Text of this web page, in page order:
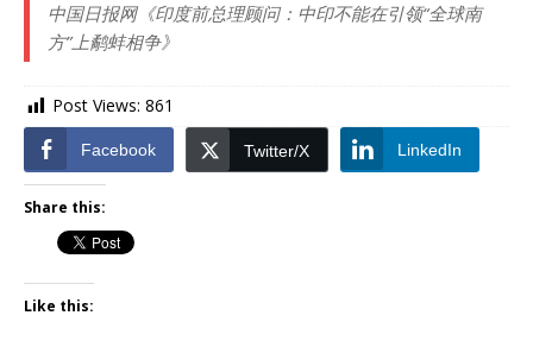
中国日报网《印度前总理顾问：中印不能在引领“全球南
方”上鹬蚌相争》
Post Views: 861
Facebook Twitter/X LinkedIn
Share this:
Like this: